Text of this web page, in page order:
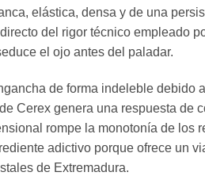
elástica, densa y de una
del rigor técnico empleado
el ojo antes del paladar.
de forma indeleble
Cerex genera una respuesta de
rompe la monotonía de los
adictivo porque ofrece un
de Extremadura.